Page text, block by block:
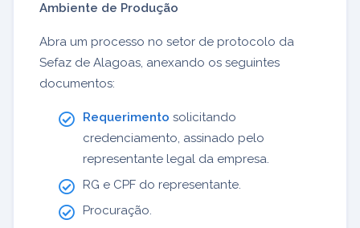
Ambiente de Produção
Abra um processo no setor de protocolo da
Sefaz de Alagoas, anexando os seguintes
documentos:
Requerimento solicitando
credenciamento, assinado pelo
representante legal da empresa.
RG e CPF do representante.
Procuração.